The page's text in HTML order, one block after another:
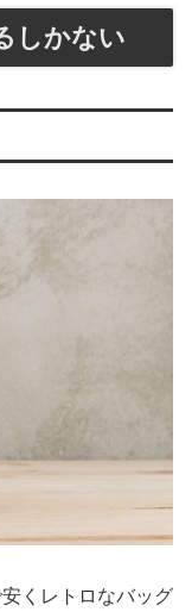
しかない
くレトロなバッグ